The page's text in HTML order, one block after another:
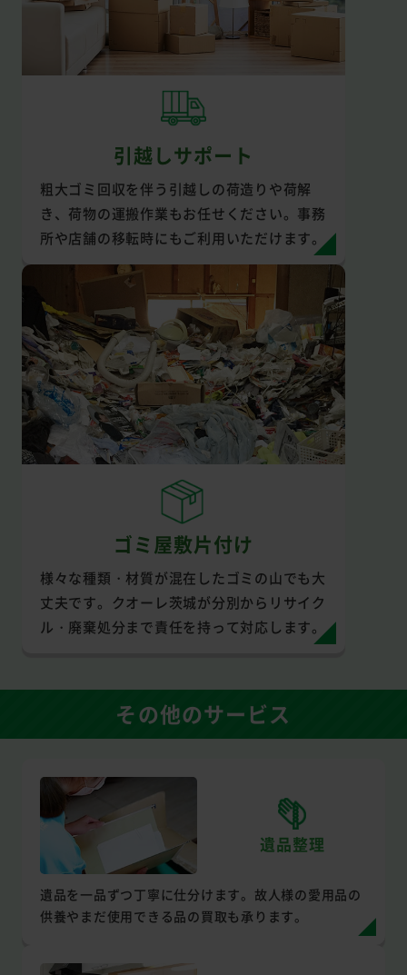
引越しサポート
粗大ゴミ回収を伴う引越しの荷造りや荷解
き、荷物の運搬作業もお任せください。事務
所や店舗の移転時にもご利用いただけます。
ゴミ屋敷片付け
様々な種類・材質が混在したゴミの山でも大
丈夫です。クオーレ茨城が分別からリサイク
ル・廃棄処分まで責任を持って対応します。
その他のサービス
遺品整理
遺品を一品ずつ丁寧に仕分けます。故人様の愛用品の
供養やまだ使用できる品の買取も承ります。